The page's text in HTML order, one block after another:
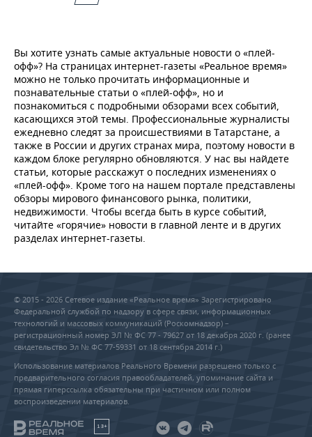
Вы хотите узнать самые актуальные новости о «плей-
офф»? На страницах интернет-газеты «Реальное время»
можно не только прочитать информационные и
познавательные статьи о «плей-офф», но и
познакомиться с подробными обзорами всех событий,
касающихся этой темы. Профессиональные журналисты
ежедневно следят за происшествиями в Татарстане, а
также в России и других странах мира, поэтому новости в
каждом блоке регулярно обновляются. У нас вы найдете
статьи, которые расскажут о последних изменениях о
«плей-офф». Кроме того на нашем портале представлены
обзоры мирового финансового рынка, политики,
недвижимости. Чтобы всегда быть в курсе событий,
читайте «горячие» новости в главной ленте и в других
разделах интернет-газеты.
© 2015 - 2026 Сетевое издание «Реальное время» Зарегистрировано
Федеральной службой по надзору в сфере связи, информационных
технологий и массовых коммуникаций (Роскомнадзор) –
регистрационный номер ЭЛ № ФС 77 - 79627 от 18 декабря 2020 г. (ранее
свидетельство Эл № ФС 77-59331 от 18 сентября 2014 г.)
Использование материалов Реального Времени разрешено только с
предварительного согласия правообладателей, упоминание сайта и
прямая гиперссылка обязательны при частичном или полном
воспроизведении материалов.
18+